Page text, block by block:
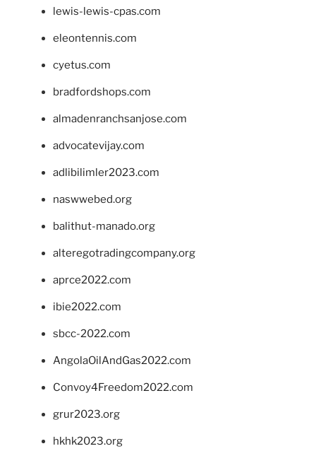
lewis-lewis-cpas.com
eleontennis.com
cyetus.com
bradfordshops.com
almadenranchsanjose.com
advocatevijay.com
adlibilimler2023.com
naswwebed.org
balithut-manado.org
alteregotradingcompany.org
aprce2022.com
ibie2022.com
sbcc-2022.com
AngolaOilAndGas2022.com
Convoy4Freedom2022.com
grur2023.org
hkhk2023.org